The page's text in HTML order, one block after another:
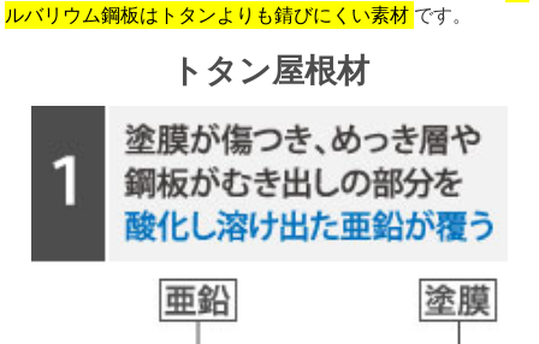
ルバリウム鋼板はトタンよりも錆びにくい素材 です。
トタン屋根材